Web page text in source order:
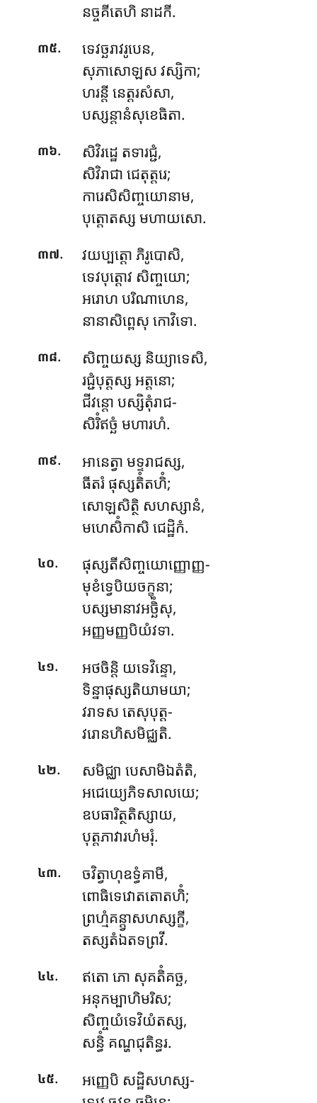
នច្ចគីតេហិ នាដកី.
៣៥.
ទេវច្ឆរាវរូបេន,
សុភាសោឡស វស្សិកា;
ហរន្តី នេត្តរសំសា,
បស្សន្តានំសុខេធិតា.
៣៦.
សិវិរដ្ឋេ តទារជ្ជំ,
សិវិរាជា ជេតុត្តរេ;
ការេសិសិញ្ចយោនាម,
បុត្តោតស្ស មហាយសោ.
៣៧.
វយប្បត្តោ ភិរូបោសិ,
ទេវបុត្តោវ សិញ្ចយោ;
អរោហ បរិណាហេន,
នានាសិព្ពេសុ កោវិទោ.
៣៨. សិញ្ចយស្ស និយ្យាទេសិ,
រជ្ជំបុត្តស្ស អត្តនោ;
ជីវន្តោ បស្សិតុំរាជ-
សិរិំឥច្ឆំ មហារហំ.
៣៩.
អានេត្វា មទ្ទរាជស្ស,
ធីតរំ ផុស្សតិំតហិំ;
សោឡសិត្ថិ សហស្សានំ,
មហេសិំកាសិ ជេដ្ឋិកំ.
៤០.
ផុស្សតីសិញ្ចយោញ្ញោញ្ញ-
មុខំទ្វេបិយចក្ខុនា;
បស្សមានាវអច្ឆិំសុ,
អញ្ញមញ្ញបិយំវទា.
៤១.
អថចិន្តិ យទេវិន្ទោ,
ទិន្នាផុស្សតិយាមយា;
វរាទស តេសុបុត្ត-
វរោនហិសមិជ្ឈតិ.
៤២.
សមិជ្ឈា បេសាមិឯតំតិ,
អជេយ្យេភិទសាលយេ;
ឧបធារិត្ថតិស្សាយ,
បុត្តភាវារហំមរុំ.
៤៣. ចវិត្វាហុឧទ្ធំគាមី,
ពោធិទេវោតតោតហិំ;
ព្រហ្មំគន្ត្វាសហស្សក្ខី,
តស្សតំឯតទព្រវី.
៤៤.
ឥតោ ភោ សុគតិំគច្ឆ,
អនុកម្បាហិមរិស;
សិញ្ចយំទេវិយំតស្ស,
សន្ធិំ គណ្ហជុតិន្ធរ.
៤៥. អញ្ញេបិ សដ្ឋិសហស្ស-